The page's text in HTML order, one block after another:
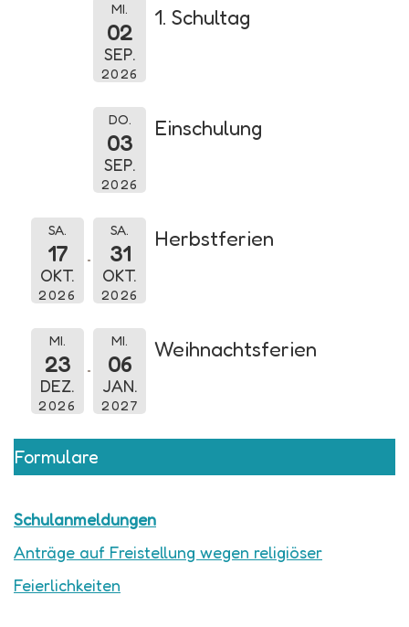
MI.
02
SEP.
2026
1. Schultag
DO.
03
SEP.
2026
Einschulung
SA.
17
OKT.
2026
SA.
31
OKT.
2026
Herbstferien
MI.
23
DEZ.
2026
MI.
06
JAN.
2027
Weihnachtsferien
Formulare
Schulanmeldungen
Anträge auf Freistellung wegen religiöser
Feierlichkeiten